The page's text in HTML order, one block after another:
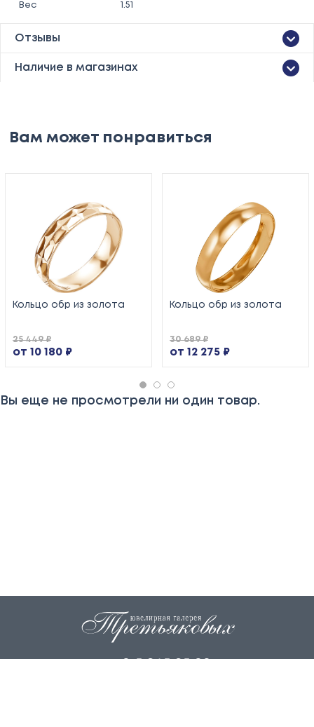
Вес 1.51
Отзывы
Наличие в магазинах
Вам может понравиться
Кольцо обр из золота
от 10 180 ₽
25 449 ₽
Кольцо обр из золота
от 12 275 ₽
30 689 ₽
Вы еще не просмотрели ни один товар.